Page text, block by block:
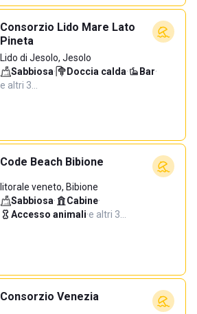
Consorzio Lido Mare Lato
Pineta
Lido di Jesolo, Jesolo
Sabbiosa· Doccia calda· Bar·
e altri 3…
Code Beach Bibione
litorale veneto, Bibione
Sabbiosa· Cabine·
Accesso animali·e altri 3…
Consorzio Venezia